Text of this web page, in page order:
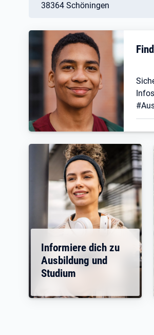
38364 Schöningen
Informiere dich zu
Ausbildung und
Studium